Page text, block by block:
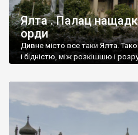
Ялта . Палац
орди
Дивне місто все таки Ялта.
і бідністю, між розкішшю і